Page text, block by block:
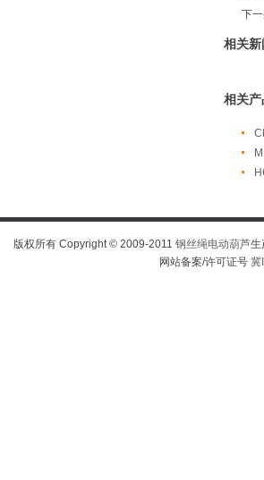
下一
相关新
相关产
版权所有 Copyright © 2009-2011 钢丝绳电动葫芦生
网站备案/许可证号 冀